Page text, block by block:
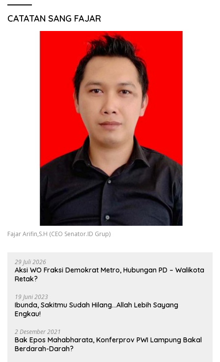
CATATAN SANG FAJAR
Fajar Arifin,S.H (CEO Senator.ID Grup)
29 Juli 2026
Aksi WO Fraksi Demokrat Metro, Hubungan PD – Walikota
Retak?
19 Juni 2023
Ibunda, Sakitmu Sudah Hilang…Allah Lebih Sayang
Engkau!
2 Desember 2021
Bak Epos Mahabharata, Konferprov PWI Lampung Bakal
Berdarah-Darah?